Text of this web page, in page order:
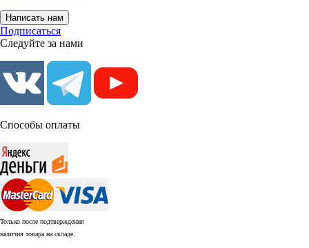
Написать нам
Подписаться
Следуйте за нами
Способы оплаты
Только после подтверждения
наличия товара на складе.